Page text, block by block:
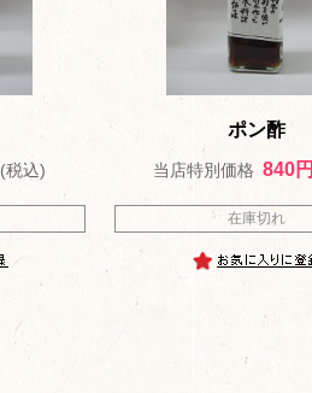
(税込)
ポン酢
当店特別価格 840円
在庫切れ